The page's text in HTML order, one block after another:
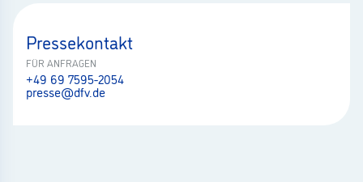
Pressekontakt
FÜR ANFRAGEN
+49 69 7595-2054
presse@dfv.de